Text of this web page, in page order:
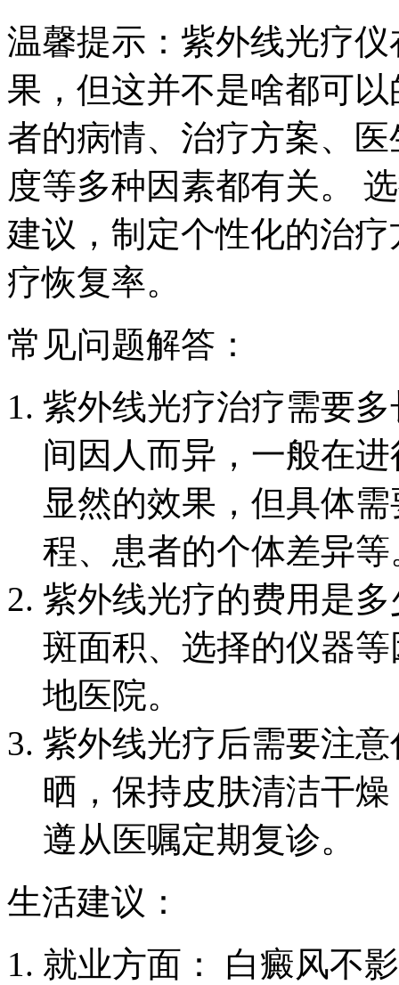
温馨提示：紫外线光疗
果，但这并不是啥都可
者的病情、治疗方案、
度等多种因素都有关。
建议，制定个性化的治
疗恢复率。
常见问题解答：
紫外线光疗治疗需要
间因人而异，一般在
显然的效果，但具体
程、患者的个体差异等
紫外线光疗的费用是
斑面积、选择的仪器
地医院。
紫外线光疗后需要注
晒，保持皮肤清洁干
遵从医嘱定期复诊。
生活建议：
1. 就业方面： 白癜风不